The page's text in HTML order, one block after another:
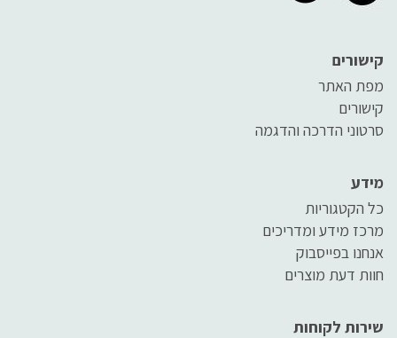
קישורים
מפת האתר
קישורים
סרטוני הדרכה והדגמה
מידע
כל הקטגוריות
מרכז מידע ומדריכים
אנחנו בפייסבוק
חוות דעת מוצרים
שירות לקוחות